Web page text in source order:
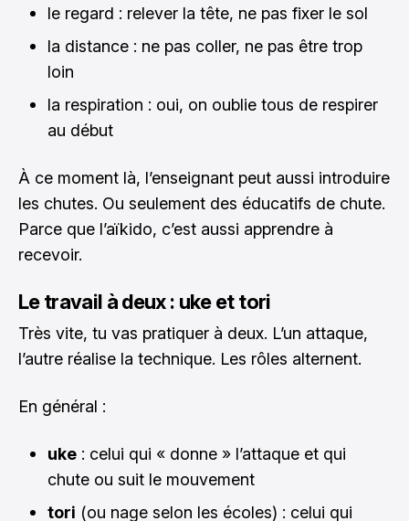
le regard : relever la tête, ne pas fixer le sol
la distance : ne pas coller, ne pas être trop
loin
la respiration : oui, on oublie tous de respirer
au début
À ce moment là, l’enseignant peut aussi introduire
les chutes. Ou seulement des éducatifs de chute.
Parce que l’aïkido, c’est aussi apprendre à
recevoir.
Le travail à deux : uke et tori
Très vite, tu vas pratiquer à deux. L’un attaque,
l’autre réalise la technique. Les rôles alternent.
En général :
uke : celui qui « donne » l’attaque et qui
chute ou suit le mouvement
tori (ou nage selon les écoles) : celui qui